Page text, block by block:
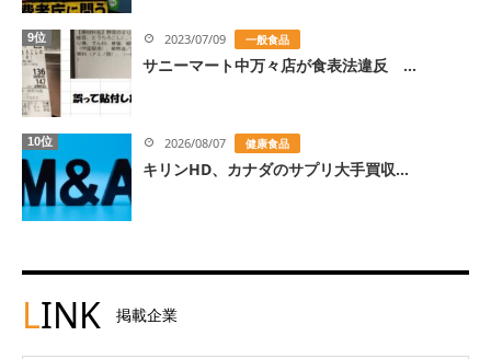
9位 2023/07/09 一般食品
サニーマート中万々店が食表法違反 ...
10位 2026/08/07 健康食品
キリンHD、カナダのサプリ大手買収...
LINK 掲載企業